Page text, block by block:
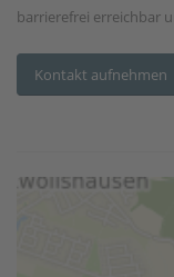
barrierefrei erreichbar
Kontakt aufnehmen